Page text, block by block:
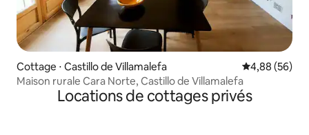
Cottage ⋅ Castillo de Villamalefa Évaluation
4,88 (56)
Maison rurale Cara Norte, Castillo de Villamalefa
Locations de cottages privés